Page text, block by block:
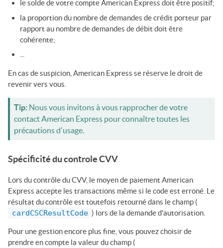
le solde de votre compte American Express doit être positif;
la proportion du nombre de demandes de crédit porteur par
rapport au nombre de demandes de débit doit être
cohérente;
...
En cas de suspicion, American Express se réserve le droit de
revenir vers vous.
Tip: Nous vous invitons à vous rapprocher de votre
contact American Express pour connaître toutes les
précautions d'usage.
Spécificité du controle CVV
Lors du contrôle du CVV, le moyen de paiement American
Express accepte les transactions même si le code est erroné. Le
résultat du contrôle est toutefois retourné dans le champ (
cardCSCResultCode ) lors de la demande d'autorisation.
Pour une gestion encore plus fine, vous pouvez choisir de
prendre en compte la valeur du champ (